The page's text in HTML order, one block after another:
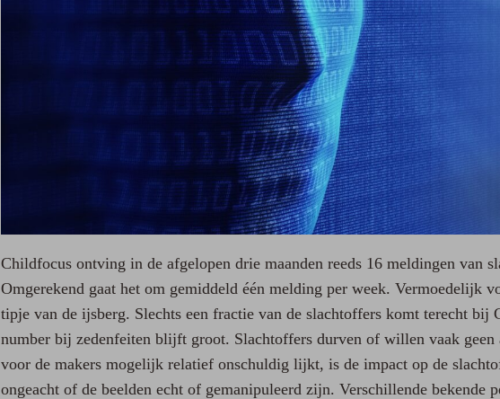
Childfocus ontving in de afgelopen drie maanden reeds 16 meldingen van
Omgerekend gaat het om gemiddeld één melding per week. Vermoedelijk
tipje van de ijsberg. Slechts een fractie van de slachtoffers komt terecht bij
number bij zedenfeiten blijft groot. Slachtoffers durven of willen vaak
voor de makers mogelijk relatief onschuldig lijkt, is de impact op de
ongeacht of de beelden echt of gemanipuleerd zijn. Verschillende bekende